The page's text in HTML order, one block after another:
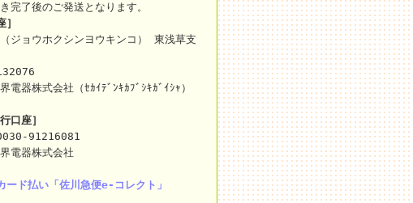
完了後のご発送となります。
ジョウホクシンヨウキンコ） 東浅草支
器株式会社（ｾｶｲﾃﾞﾝｷｶﾌﾞｼｷｶﾞｲｼｬ）
口座］
91216081
電器株式会社
ード払い「佐川急便e-コレクト」